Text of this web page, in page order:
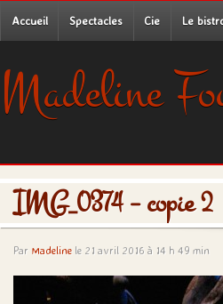
Accueil Spectacles Cie Le
Madeline
IMG_0374 – copie 2
Par Madeline le 21 avril 2016 à 14 h 49 min